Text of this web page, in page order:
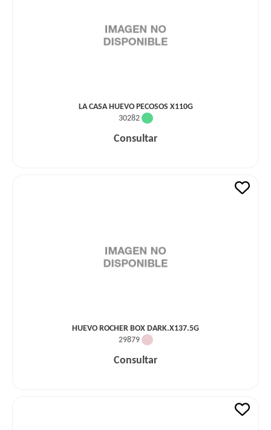
LA CASA HUEVO PECOSOS X110G
30282
Consultar
HUEVO ROCHER BOX DARK.X137.5G
29879
Consultar